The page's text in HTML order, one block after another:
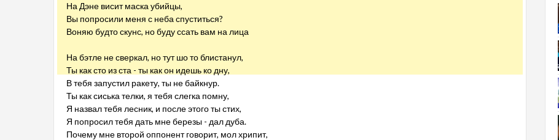
На Дэне висит маска убийцы,
Вы попросили меня с неба спуститься?
Воняю будто скунс, но буду ссать вам на лица
На бэтле не сверкал, но тут шо то блистанул,
Ты как сто из ста - ты как он идешь ко дну,
В тебя запустил ракету, ты не байкнур.
Ты как сиська телки, я тебя слегка помну,
Я назвал тебя лесник, и после этого ты стих,
Я попросил тебя дать мне березы - дал дуба.
Почему мне второй оппонент говорит, мол хрипит,